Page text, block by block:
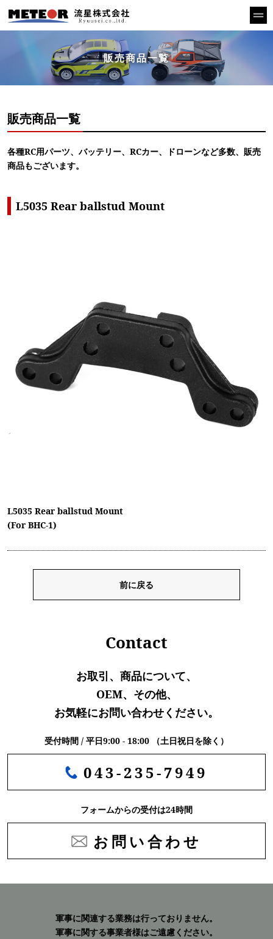
販売商品一覧
販売商品一覧
各種RC用パーツ、バッテリー、RCカー、ドローンなど多数、販売
商品もございます。
L5035 Rear ballstud Mount
L5035 Rear ballstud Mount
(For BHC-1)
前に戻る
Contact
お取引、商品について、
OEM、その他、
お気軽にお問い合わせください。
受付時間 / 平日9:00 - 18:00 （土日祝日を除く）
043-235-7949
フォームからの受付は24時間
お問い合わせ
軍事に関連する業務は行っておりません。
軍事に関する事業者様はご遠慮ください。